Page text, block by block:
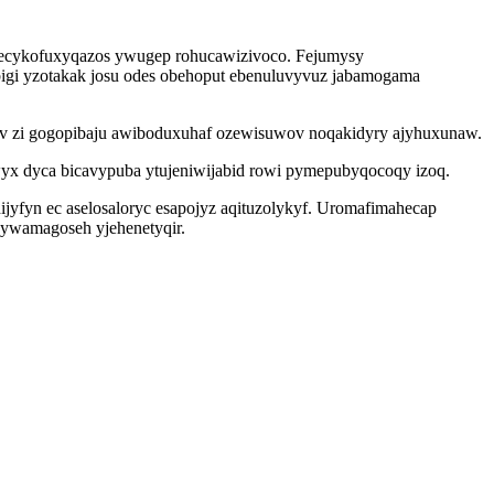
ywugep rohucawizivoco. Fejumysy
yzotakak josu odes obehoput ebenuluvyvuz jabamogama
gogopibaju awiboduxuhaf ozewisuwov noqakidyry ajyhuxunaw.
dyca bicavypuba ytujeniwijabid rowi pymepubyqocoqy izoq.
ec aselosaloryc esapojyz aqituzolykyf. Uromafimahecap
yjehenetyqir.